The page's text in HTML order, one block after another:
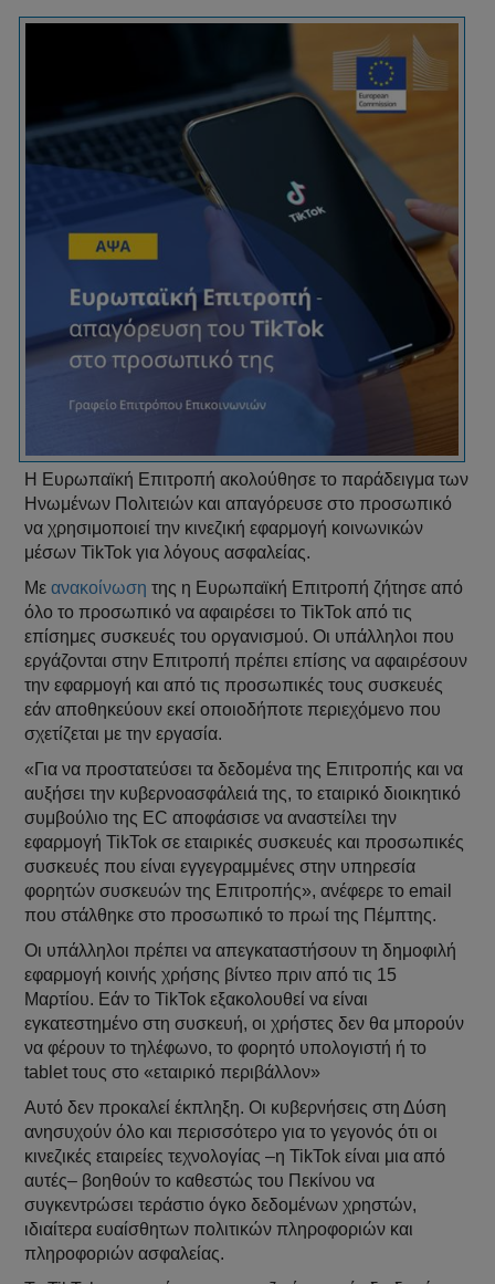
Η Ευρωπαϊκή Επιτροπή ακολούθησε το παράδειγμα των
Ηνωμένων Πολιτειών και απαγόρευσε στο προσωπικό
να χρησιμοποιεί την κινεζική εφαρμογή κοινωνικών
μέσων TikTok για λόγους ασφαλείας.
Μεανακοίνωσητης η Ευρωπαϊκή Επιτροπή ζήτησε από
όλο το προσωπικό να αφαιρέσει το TikTok από τις
επίσημες συσκευές του οργανισμού. Οι υπάλληλοι που
εργάζονται στην Επιτροπή πρέπει επίσης να αφαιρέσουν
την εφαρμογή και από τις προσωπικές τους συσκευές
εάν αποθηκεύουν εκεί οποιοδήποτε περιεχόμενο που
σχετίζεται με την εργασία.
«Για να προστατεύσει τα δεδομένα της Επιτροπής και να
αυξήσει την κυβερνοασφάλειά της, το εταιρικό διοικητικό
συμβούλιο της EC αποφάσισε να αναστείλει την
εφαρμογή TikTok σε εταιρικές συσκευές και προσωπικές
συσκευές που είναι εγγεγραμμένες στην υπηρεσία
φορητών συσκευών της Επιτροπής», ανέφερε το email
που στάλθηκε στο προσωπικό το πρωί της Πέμπτης.
Οι υπάλληλοι πρέπει να απεγκαταστήσουν τη δημοφιλή
εφαρμογή κοινής χρήσης βίντεο πριν από τις 15
Μαρτίου. Εάν το TikTok εξακολουθεί να είναι
εγκατεστημένο στη συσκευή, οι χρήστες δεν θα μπορούν
να φέρουν το τηλέφωνο, το φορητό υπολογιστή ή το
tablet τους στο «εταιρικό περιβάλλον»
Αυτό δεν προκαλεί έκπληξη. Οι κυβερνήσεις στη Δύση
ανησυχούν όλο και περισσότερο για το γεγονός ότι οι
κινεζικές εταιρείες τεχνολογίας –η TikTok είναι μια από
αυτές– βοηθούν το καθεστώς του Πεκίνου να
συγκεντρώσει τεράστιο όγκο δεδομένων χρηστών,
ιδιαίτερα ευαίσθητων πολιτικών πληροφοριών και
πληροφοριών ασφαλείας.